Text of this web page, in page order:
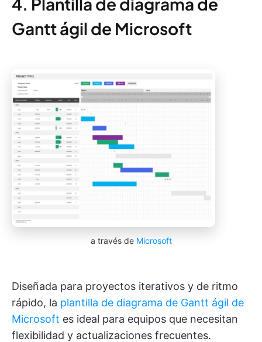
Gantt ágil de Microsoft
a través de Microsoft
Diseñada para proyectos iterativos y de ritmo
rápido, la plantilla de diagrama de Gantt ágil de
Microsoft es ideal para equipos que necesitan
flexibilidad y actualizaciones frecuentes.